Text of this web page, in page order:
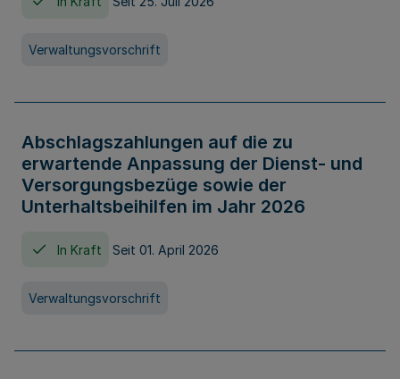
Verwaltungsvorschrift
Abschlagszahlungen auf die zu
erwartende Anpassung der Dienst- und
Versorgungsbezüge sowie der
Unterhaltsbeihilfen im Jahr 2026
In Kraft Seit 01. April 2026
Verwaltungsvorschrift